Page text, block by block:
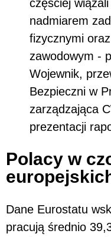
częściej
nadmiarem
fizycznymi
zawodowym -
Wojewnik,
Bezpieczni w
zarządzająca
prezentacji
Polacy w
Dane Eurostatu
pracują średnio